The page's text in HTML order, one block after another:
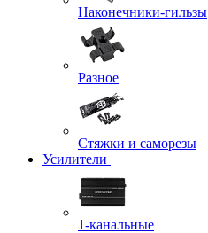
Наконечники-гильзы
Разное
Стяжки и саморезы
Усилители
1-канальные